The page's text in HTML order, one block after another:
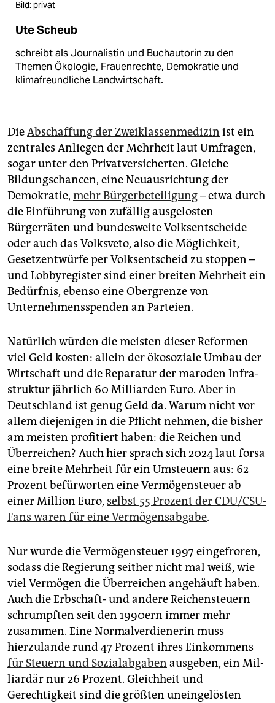
Bild: privat
Ute Scheub
schreibt als Journalistin und Buchautorin zu den
Themen Ökologie, Frauenrechte, Demokratie und
klimafreundliche Landwirtschaft.
DieAbschaffung der Zweiklassenmedizin ist ein
zentrales Anliegen der Mehrheit laut Umfragen,
sogar unter den Privatversicherten. Gleiche
Bildungschancen, eine Neuausrichtung der
Demokratie, mehr Bürgerbeteiligung– etwa durch
die Einführung von zufällig ausgelosten
Bürgerräten und bundesweite Volksentscheide
oder auch das Volksveto, also die Möglichkeit,
Gesetzentwürfe per Volksentscheid zu stoppen –
und Lobbyregister sind einer breiten Mehrheit ein
Bedürfnis, ebenso eine Obergrenze von
Unternehmensspenden an Parteien.
Natürlich würden die meisten dieser Reformen
viel Geld kosten: allein der ökosoziale Umbau der
Wirtschaft und die Reparatur der maroden In­fra­
struktur jährlich 60 Milliarden Euro. Aber in
Deutschland ist genug Geld da. Warum nicht vor
allem diejenigen in die Pflicht nehmen, die bisher
am meisten profitiert haben: die Reichen und
Überreichen? Auch hier sprach sich 2024 laut forsa
eine breite Mehrheit für ein Umsteuern aus: 62
Prozent befürworten eine Vermögensteuer ab
einer Million Euro, selbst 55 Prozent der CDU/CSU-
Fans waren für eine Vermögensabgabe.
Nur wurde die Vermögensteuer 1997 eingefroren,
sodass die Regierung seither nicht mal weiß, wie
viel Vermögen die Überreichen angehäuft haben.
Auch die Erbschaft- und andere Reichensteuern
schrumpften seit den 1990ern immer mehr
zusammen. Eine Normalverdienerin muss
hierzulande rund 47 Prozent ihres Einkommens
für Steuern und Sozialabgaben ausgeben, ein Mil­
liar­där nur 26 Prozent. Gleichheit und
Gerechtigkeit sind die größten uneingelösten